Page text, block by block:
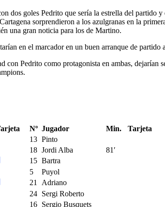
dos goles Pedrito que sería la estrella del partido
sorprendieron a los azulgranas en la
una gran noticia para los de Martino.
en el marcador en un buen arranque de
con Pedrito como protagonista en ambas,
Nº Jugador Min.
Tarjeta
13 Pinto
18 Jordi Alba
81′
15 Bartra
5
Puyol
21
Adriano
24 Sergi Roberto
16 Sergio Busquets